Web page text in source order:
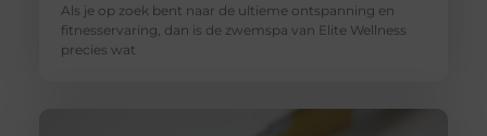
Als je op zoek bent naar de ultieme ontspanning en
fitnesservaring, dan is de zwemspa van Elite Wellness
precies wat